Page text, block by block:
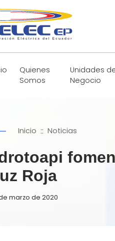
de
Quienes
Somos
Unidades
Negocio
Inicio :: Noticias
Roja
marzo de 2020